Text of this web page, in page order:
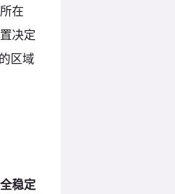
在
决定
区域
稳定